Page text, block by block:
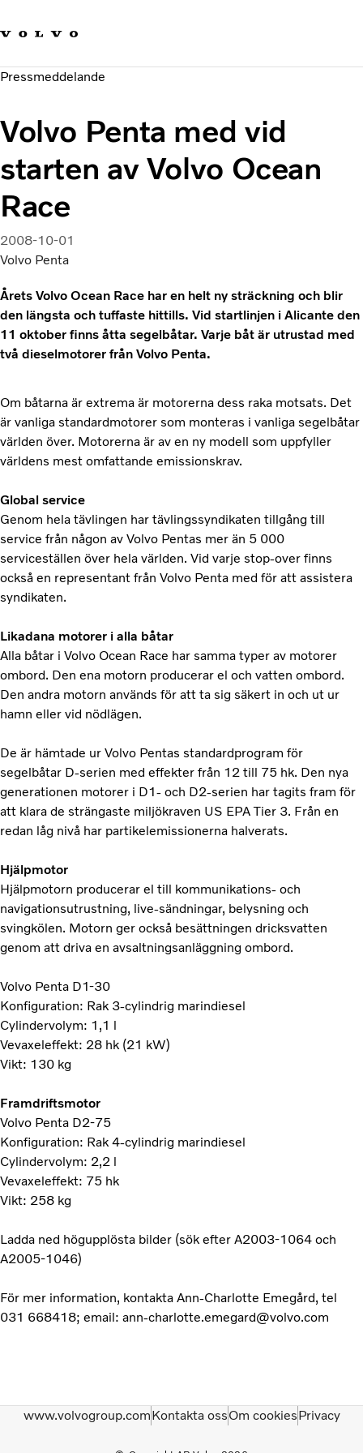
Hållbara transporter
Investerare
Pressmeddelande
Volvo Penta med vid
starten av Volvo Ocean
Race
2008-10-01
Volvo Penta
Årets Volvo Ocean Race har en helt ny sträckning och blir
den längsta och tuffaste hittills. Vid startlinjen i Alicante den
11 oktober finns åtta segelbåtar. Varje båt är utrustad med
två dieselmotorer från Volvo Penta.
Om båtarna är extrema är motorerna dess raka motsats. Det
är vanliga standardmotorer som monteras i vanliga segelbåtar
världen över. Motorerna är av en ny modell som uppfyller
världens mest omfattande emissionskrav.
Global service
Genom hela tävlingen har tävlingssyndikaten tillgång till
service från någon av Volvo Pentas mer än 5 000
serviceställen över hela världen. Vid varje stop-over finns
också en representant från Volvo Penta med för att assistera
syndikaten.
Likadana motorer i alla båtar
Alla båtar i Volvo Ocean Race har samma typer av motorer
ombord. Den ena motorn producerar el och vatten ombord.
Den andra motorn används för att ta sig säkert in och ut ur
hamn eller vid nödlägen.
De är hämtade ur Volvo Pentas standardprogram för
segelbåtar D-serien med effekter från 12 till 75 hk. Den nya
generationen motorer i D1- och D2-serien har tagits fram för
att klara de strängaste miljökraven US EPA Tier 3. Från en
redan låg nivå har partikelemissionerna halverats.
Hjälpmotor
Hjälpmotorn producerar el till kommunikations- och
navigationsutrustning, live-sändningar, belysning och
svingkölen. Motorn ger också besättningen dricksvatten
genom att driva en avsaltningsanläggning ombord.
Volvo Penta D1-30
Konfiguration: Rak 3-cylindrig marindiesel
Cylindervolym: 1,1 l
Vevaxeleffekt: 28 hk (21 kW)
Vikt: 130 kg
Framdriftsmotor
Volvo Penta D2-75
Konfiguration: Rak 4-cylindrig marindiesel
Cylindervolym: 2,2 l
Vevaxeleffekt: 75 hk
Vikt: 258 kg
Ladda ned högupplösta bilder (sök efter A2003-1064 och
A2005-1046)
För mer information, kontakta Ann-Charlotte Emegård, tel
031 668418; email: ann-charlotte.emegard@volvo.com
www.volvogroup.comKontakta ossOm cookiesPrivacy